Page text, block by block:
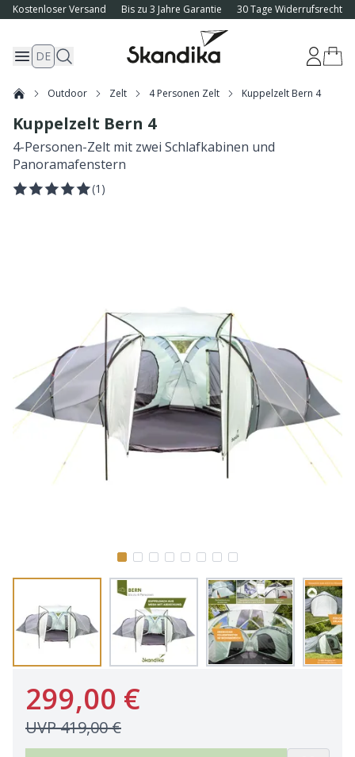
Kostenloser Versand Bis zu 3 Jahre Garantie 30 Tage Widerrufsrecht
DE
Outdoor Zelt 4 Personen Zelt Kuppelzelt Bern 4
Kuppelzelt Bern 4
4-Personen-Zelt mit zwei Schlafkabinen und
Panoramafenstern
(1 )
299,00 €
UVP419,00 €